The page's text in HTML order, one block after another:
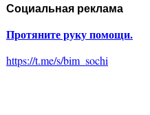
Социальная реклама
Протяните руку помощи.
https://t.me/s/bim_sochi